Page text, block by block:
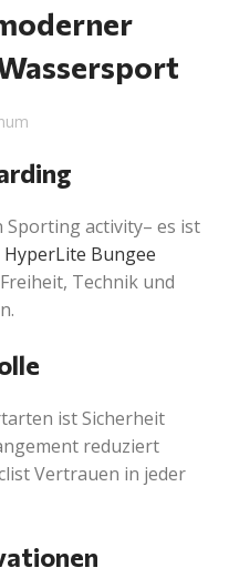
activity– es ist
HyperLite Bungee
Technik und
ist Sicherheit
reduziert
Vertrauen in jeder